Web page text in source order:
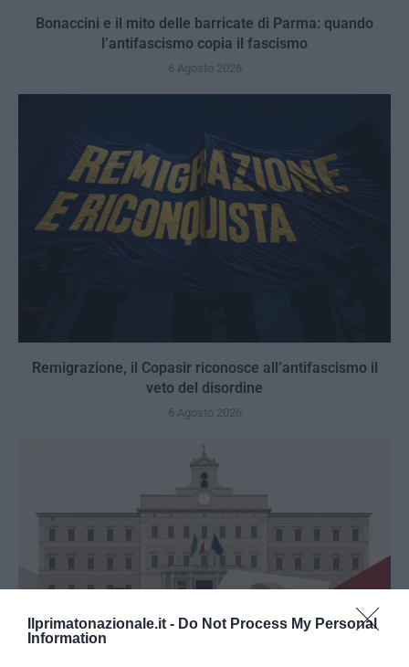
Ilprimatonazionale.it - Do Not Process My Personal
Information
Bonaccini e il mito delle barricate di Parma: quando
l’antifascismo copia il fascismo
6 Agosto 2026
Remigrazione, il Copasir riconosce all’antifascismo il
veto del disordine
6 Agosto 2026